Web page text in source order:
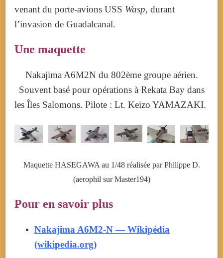
venant du porte-avions USS Wasp, durant
l’invasion de Guadalcanal.
Une maquette
Nakajima A6M2N du 802ème groupe aérien.
Souvent basé pour opérations à Rekata Bay dans
les Îles Salomons. Pilote : Lt. Keizo YAMAZAKI.
Maquette HASEGAWA au 1/48 réalisée par Philippe D.
(aerophil sur Master194)
Pour en savoir plus
Nakajima A6M2-N — Wikipédia
(wikipedia.org)